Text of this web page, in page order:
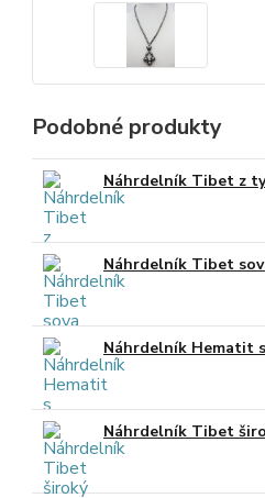
Podobné produkty
Náhrdelník Tibet z
Náhrdelník Tibet
Náhrdelník Hematit
Náhrdelník Tibet